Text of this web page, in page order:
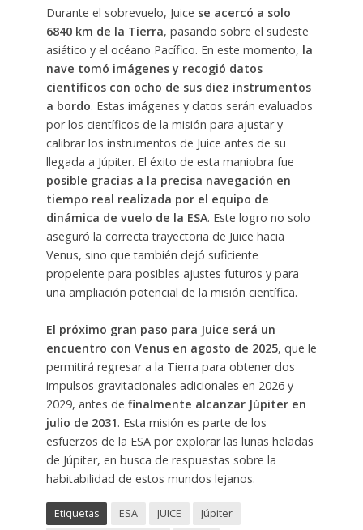
Durante el sobrevuelo, Juice se acercó a solo
6840 km de la Tierra, pasando sobre el sudeste
asiático y el océano Pacífico. En este momento, la
nave tomó imágenes y recogió datos
científicos con ocho de sus diez instrumentos
a bordo. Estas imágenes y datos serán evaluados
por los científicos de la misión para ajustar y
calibrar los instrumentos de Juice antes de su
llegada a Júpiter. El éxito de esta maniobra fue
posible gracias a la precisa navegación en
tiempo real realizada por el equipo de
dinámica de vuelo de la ESA. Este logro no solo
aseguró la correcta trayectoria de Juice hacia
Venus, sino que también dejó suficiente
propelente para posibles ajustes futuros y para
una ampliación potencial de la misión científica.
El próximo gran paso para Juice será un
encuentro con Venus en agosto de 2025, que le
permitirá regresar a la Tierra para obtener dos
impulsos gravitacionales adicionales en 2026 y
2029, antes de finalmente alcanzar Júpiter en
julio de 2031. Esta misión es parte de los
esfuerzos de la ESA por explorar las lunas heladas
de Júpiter, en busca de respuestas sobre la
habitabilidad de estos mundos lejanos.
Etiquetas ESA JUICE
Júpiter